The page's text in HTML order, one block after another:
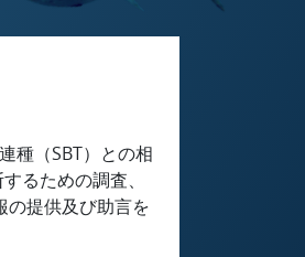
種（SBT）との相
るための調査、
の提供及び助言を